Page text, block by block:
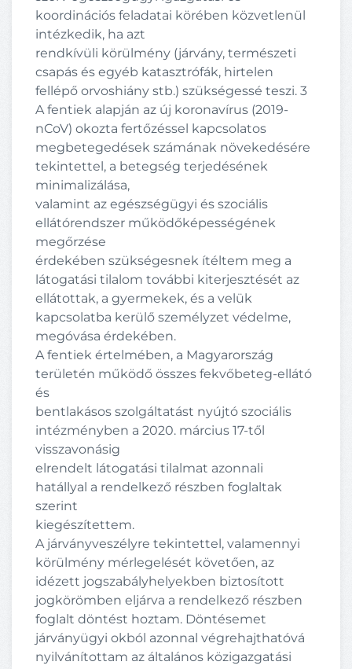
koordinációs feladatai körében közvetlenül
intézkedik, ha azt
rendkívüli körülmény (járvány, természeti
csapás és egyéb katasztrófák, hirtelen
fellépő orvoshiány stb.) szükségessé teszi. 3
A fentiek alapján az új koronavírus (2019-
nCoV) okozta fertőzéssel kapcsolatos
megbetegedések számának növekedésére
tekintettel, a betegség terjedésének
minimalizálása,
valamint az egészségügyi és szociális
ellátórendszer működőképességének
megőrzése
érdekében szükségesnek ítéltem meg a
látogatási tilalom további kiterjesztését az
ellátottak, a gyermekek, és a velük
kapcsolatba kerülő személyzet védelme,
megóvása érdekében.
A fentiek értelmében, a Magyarország
területén működő összes fekvőbeteg-ellátó
és
bentlakásos szolgáltatást nyújtó szociális
intézményben a 2020. március 17-től
visszavonásig
elrendelt látogatási tilalmat azonnali
hatállyal a rendelkező részben foglaltak
szerint
kiegészítettem.
A járványveszélyre tekintettel, valamennyi
körülmény mérlegelését követően, az
idézett jogszabályhelyekben biztosított
jogkörömben eljárva a rendelkező részben
foglalt döntést hoztam. Döntésemet
járványügyi okból azonnal végrehajthatóvá
nyilvánítottam az általános közigazgatási